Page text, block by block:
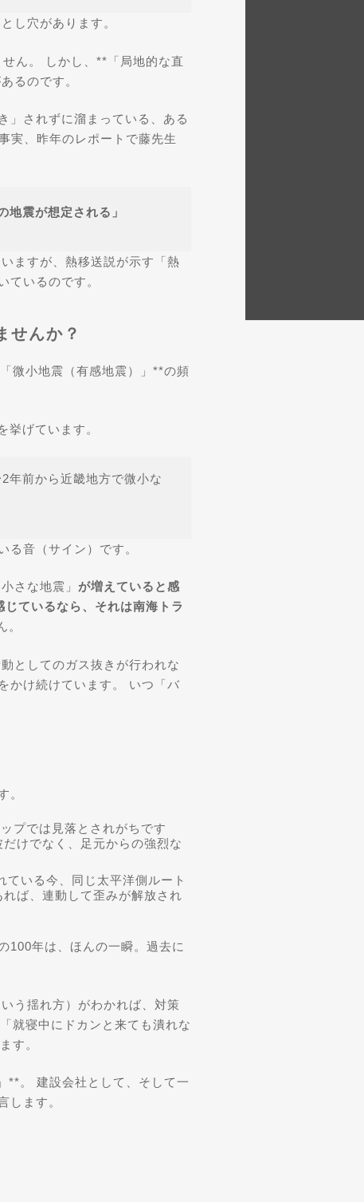
し穴があります。
ん。 しかし、**「局地的な直
るのです。
」されずに溜まっている、ある
実、昨年のレポートで藤先生
地震が想定される」
ますが、熱移送説が示す「熱
ているのです。
せんか？
微小地震（有感地震）」**の頻
げています。
年前から近畿地方で微小な
る音（サイン）です。
さな地震」 が増えていると感
ているなら、それは南海トラ
。
としてのガス抜きが行われな
かけ続けています。 いつ「バ
。
プでは見落とされがちです
けでなく、足元からの強烈な
ている今、同じ太平洋側ルート
ば、連動して歪みが解放され
100年は、ほんの一瞬。過去に
う揺れ方）がわかれば、対策
就寝中にドカンと来ても潰れな
す。
**。 建設会社として、そして一
します。